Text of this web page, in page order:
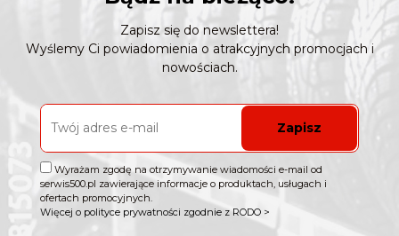
Zapisz się do newslettera!
Wyślemy Ci powiadomienia o atrakcyjnych promocjach i
nowościach.
Zapisz
Wyrażam zgodę na otrzymywanie wiadomości e-mail od
serwis500.pl zawierające informacje o produktach, usługach i
ofertach promocyjnych.
Więcej o polityce prywatności zgodnie z RODO >